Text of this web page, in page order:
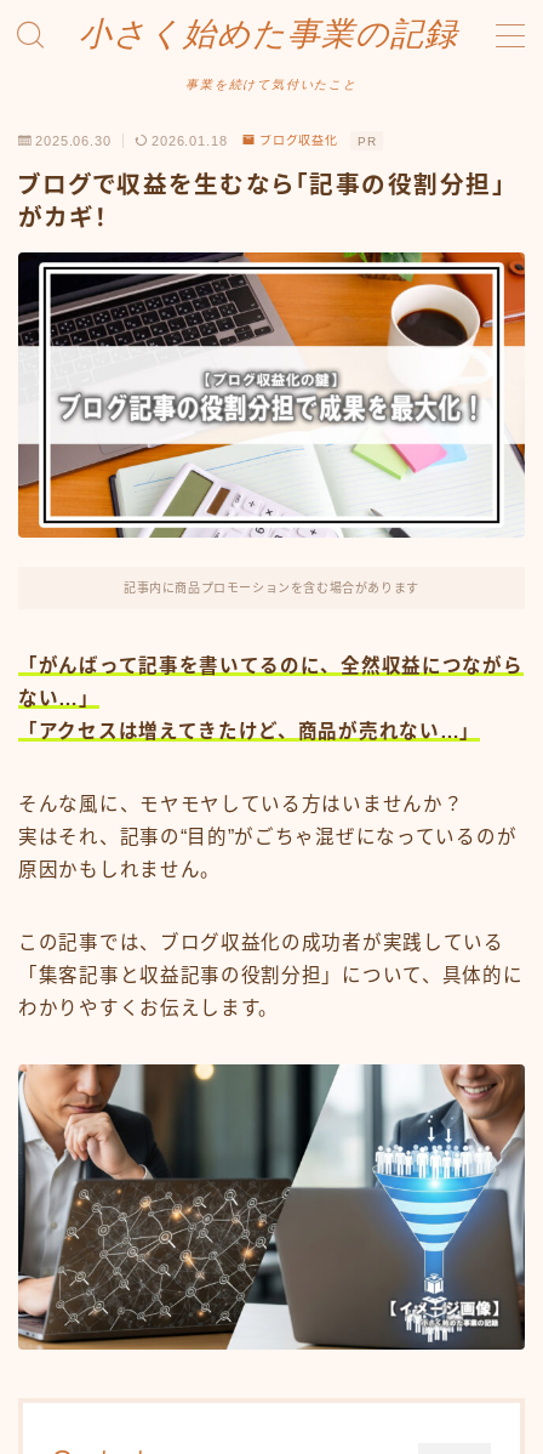
小さく始めた事業の記録
事業を続けて気付いたこと
Amazonせどり
トラブル事例
出品ノウハウ
フリマ物販
メルカリ販売
投資・株
2025.06.30 2026.01.18 ブログ収益化 PR
ブログで収益を生むなら「記事の役割分担」
がカギ！
記事内に商品プロモーションを含む場合があります
「がんばって記事を書いてるのに、全然収益につながら
ない…」
「アクセスは増えてきたけど、商品が売れない…」
そんな風に、モヤモヤしている方はいませんか？
実はそれ、記事の“目的”がごちゃ混ぜになっているのが
原因かもしれません。
この記事では、ブログ収益化の成功者が実践している
「集客記事と収益記事の役割分担」について、具体的に
わかりやすくお伝えします。